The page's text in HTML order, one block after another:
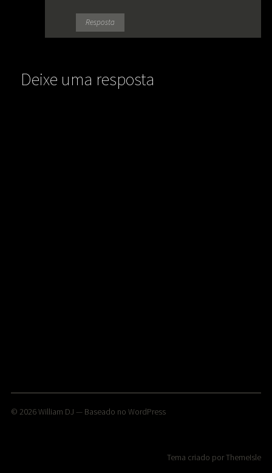
Resposta
Deixe uma resposta
© 2026William DJ — Baseado no WordPress
Tema criado porThemeIsle